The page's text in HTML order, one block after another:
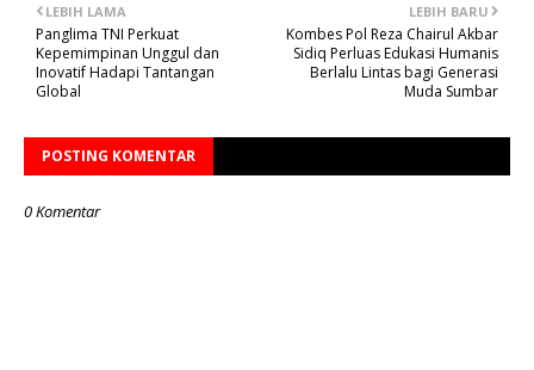
LEBIH BARU
Kombes Pol Reza Chairul Akbar
Sidiq Perluas Edukasi Humanis
Berlalu Lintas bagi Generasi
Muda Sumbar
LEBIH LAMA
Panglima TNI Perkuat
Kepemimpinan Unggul dan
Inovatif Hadapi Tantangan
Global
POSTING KOMENTAR
0 Komentar